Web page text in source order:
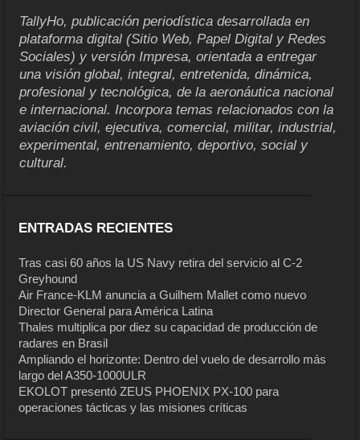
TallyHo, publicación periodística desarrollada en
plataforma digital (Sitio Web, Papel Digital y Redes
Sociales) y versión Impresa, orientada a entregar
una visión global, integral, entretenida, dinámica,
profesional y tecnológica, de la aeronáutica nacional
e internacional. Incorpora temas relacionados con la
aviación civil, ejecutiva, comercial, militar, industrial,
experimental, entrenamiento, deportivo, social y
cultural.
ENTRADAS RECIENTES
Tras casi 60 años la US Navy retira del servicio al C-2
Greyhound
Air France-KLM anuncia a Guilhem Mallet como nuevo
Director General para América Latina
Thales multiplica por diez su capacidad de producción de
radares en Brasil
Ampliando el horizonte: Dentro del vuelo de desarrollo más
largo del A350-1000ULR
EKOLOT presentó ZEUS PHOENIX PX-100 para
operaciones tácticas y las misiones críticas